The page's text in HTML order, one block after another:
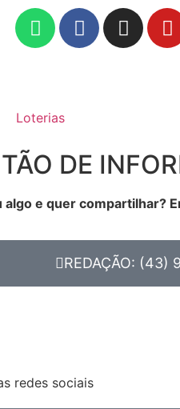
Loterias
DE
e quer compartilhar?
REDAÇÃO: (43)
redes sociais